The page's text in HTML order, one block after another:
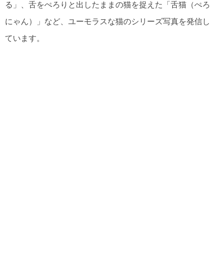
る」、舌をぺろりと出したままの猫を捉えた「舌猫（ぺろ
にゃん）」など、ユーモラスな猫のシリーズ写真を発信し
ています。